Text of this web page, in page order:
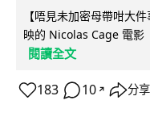
【唔見未加密母帶咁大
映的 Nicolas Cage 電影
閱讀全文
183 10 ↗ 分享